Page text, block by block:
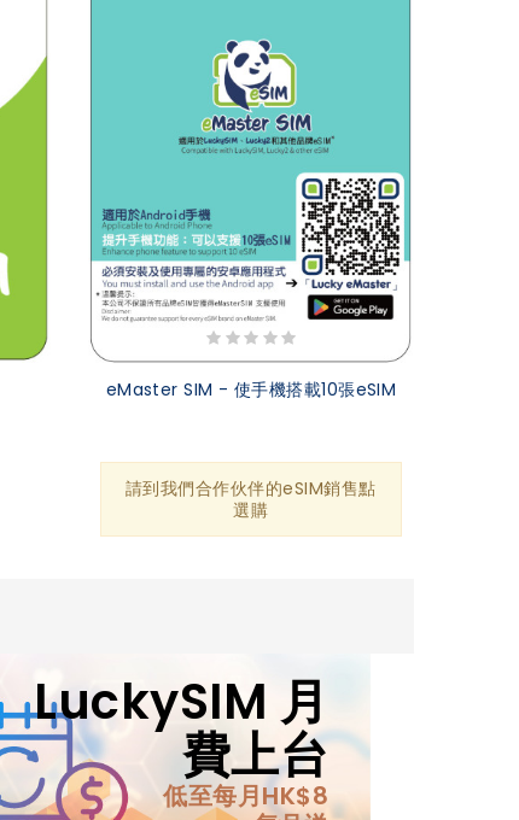
eMaster SIM - 使手機搭載10張eSIM
請到我們合作伙伴的eSIM銷售點
選購
LuckySIM 月
費上台
低至每月HK$8